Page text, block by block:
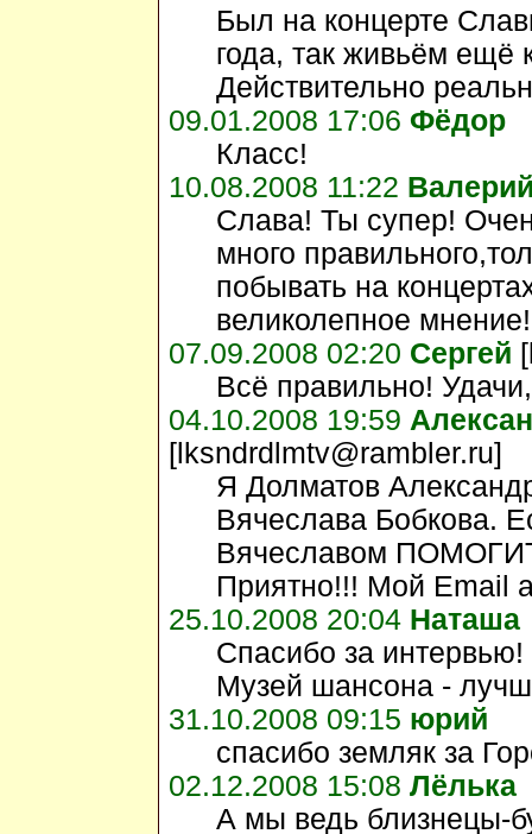
Был на концерте
года, так живьём ещё
Действительно
09.01.2008 17:06 Фёдор
Класс!
10.08.2008 11:22
Слава! Ты супер!
много
побывать на
великолепное
07.09.2008 02:20 Сергей
Всё правильно!
04.10.2008 19:59
[lksndrdlmtv@rambler.ru]
Я Долматов
Вячеслава Бобкова.
Вячеславом
Приятно!!! Мой Email
25.10.2008 20:04 Наташа
Спасибо за
Музей шансона -
31.10.2008 09:15 юрий
спасибо земляк за
02.12.2008 15:08 Лёлька
А мы ведь близнецы-